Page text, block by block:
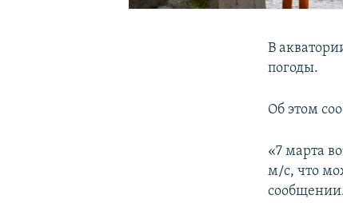
В
погоды.
Об этом
«7 марта
м/с, что